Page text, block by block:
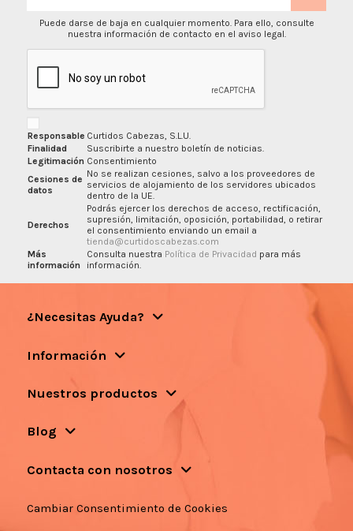
Puede darse de baja en cualquier momento. Para ello, consulte
nuestra información de contacto en el aviso legal.
Responsable Curtidos Cabezas, S.L.U.
Finalidad
Suscribirte a nuestro boletín de noticias.
Legitimación Consentimiento
Cesiones de
datos
No se realizan cesiones, salvo a los proveedores de
servicios de alojamiento de los servidores ubicados
dentro de la UE.
Derechos
Podrás ejercer los derechos de acceso, rectificación,
supresión, limitación, oposición, portabilidad, o retirar
el consentimiento enviando un email a
tienda@curtidoscabezas.com
Más
información
Consulta nuestra Política de Privacidad para más
información.
¿Necesitas Ayuda?
Información
Nuestros productos
Blog
Contacta con nosotros
Cambiar Consentimiento de Cookies